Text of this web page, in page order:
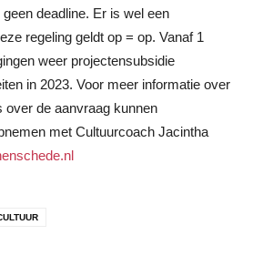
deadline. Er is wel een
regeling geldt op = op. Vanaf 1
weer projectensubsidie
in 2023. Voor meer informatie over
over de aanvraag kunnen
met Cultuurcoach Jacintha